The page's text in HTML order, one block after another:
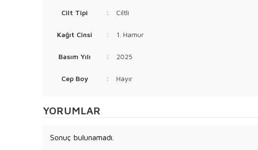
Cilt Tipi : Ciltli
Kağıt Cinsi : 1. Hamur
Basım Yılı : 2025
Cep Boy : Hayır
YORUMLAR
Sonuç bulunamadı.